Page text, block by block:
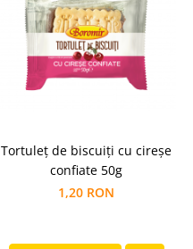
Tortuleț de biscuiți cu cireșe
confiate 50g
1,20 RON